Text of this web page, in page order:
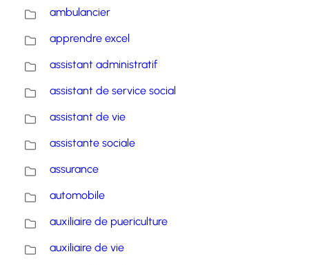
ambulancier
apprendre excel
assistant administratif
assistant de service social
assistant de vie
assistante sociale
assurance
automobile
auxiliaire de puericulture
auxiliaire de vie